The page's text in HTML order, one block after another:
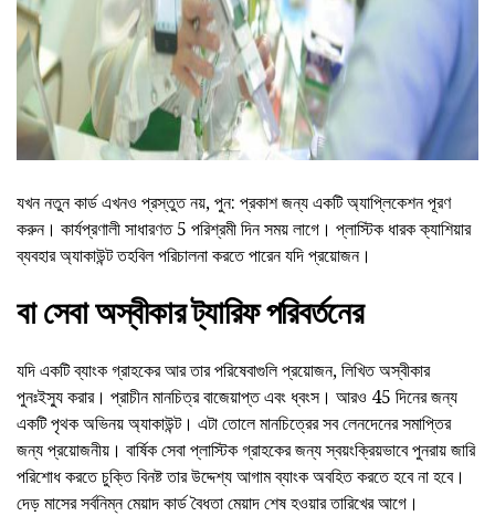
যখন নতুন কার্ড এখনও প্রস্তুত নয়, পুন: প্রকাশ জন্য একটি অ্যাপ্লিকেশন পূরণ
করুন। কার্যপ্রণালী সাধারণত 5 পরিশ্রমী দিন সময় লাগে। প্লাস্টিক ধারক ক্যাশিয়ার
ব্যবহার অ্যাকাউন্ট তহবিল পরিচালনা করতে পারেন যদি প্রয়োজন।
বা সেবা অস্বীকার ট্যারিফ পরিবর্তনের
যদি একটি ব্যাংক গ্রাহকের আর তার পরিষেবাগুলি প্রয়োজন, লিখিত অস্বীকার
পুনঃইস্যু করার। প্রাচীন মানচিত্র বাজেয়াপ্ত এবং ধ্বংস। আরও 45 দিনের জন্য
একটি পৃথক অভিনয় অ্যাকাউন্ট। এটা তোলে মানচিত্রের সব লেনদেনের সমাপ্তির
জন্য প্রয়োজনীয়। বার্ষিক সেবা প্লাস্টিক গ্রাহকের জন্য স্বয়ংক্রিয়ভাবে পুনরায় জারি
পরিশোধ করতে চুক্তি বিনষ্ট তার উদ্দেশ্য আগাম ব্যাংক অবহিত করতে হবে না হবে।
দেড় মাসের সর্বনিম্ন মেয়াদ কার্ড বৈধতা মেয়াদ শেষ হওয়ার তারিখের আগে।